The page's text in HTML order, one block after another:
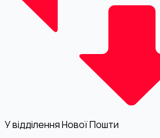
У відділення Нової Пошти